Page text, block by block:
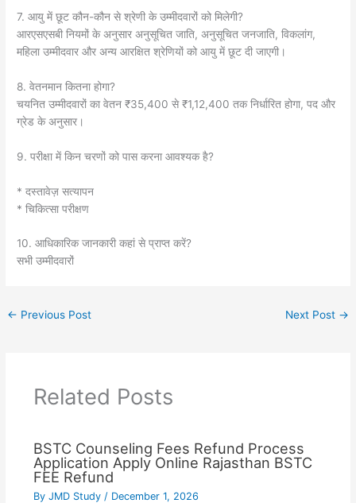
7. आयु में छूट कौन-कौन से श्रेणी के उम्मीदवारों को मिलेगी?
आरएसएसबी नियमों के अनुसार अनुसूचित जाति, अनुसूचित जनजाति, विकलांग,
महिला उम्मीदवार और अन्य आरक्षित श्रेणियों को आयु में छूट दी जाएगी।
8. वेतनमान कितना होगा?
चयनित उम्मीदवारों का वेतन ₹35,400 से ₹1,12,400 तक निर्धारित होगा, पद और
ग्रेड के अनुसार।
9. परीक्षा में किन चरणों को पास करना आवश्यक है?
* दस्तावेज़ सत्यापन
* चिकित्सा परीक्षण
10. आधिकारिक जानकारी कहां से प्राप्त करें?
सभी उम्मीदवारों
← Previous Post Next Post →
Related Posts
BSTC Counseling Fees Refund Process
Application Apply Online Rajasthan BSTC
FEE Refund
By JMD Study / December 1, 2026